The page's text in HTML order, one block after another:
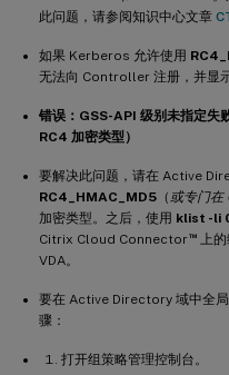
此问题，请参阅知识中心文章
如果 Kerberos 允许使用
无法向 Controller 注册，并显
错误：GSS-API 级别未指定失
RC4 加密类型）
要解决此问题，请在 Active
RC4_HMAC_MD5 （ 或专门在
加密类型。之后，使用 klist -li
Citrix Cloud Connector™上的
VDA。
要在 Active Directory 域中全
骤：
打开组策略管理控制台。